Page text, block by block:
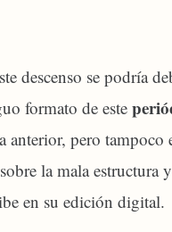
descenso se podría
formato de este
anterior, pero
la mala estructura
en su edición digital.